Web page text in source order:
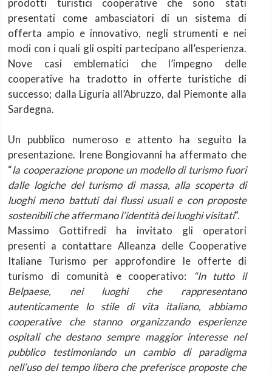
prodotti turistici cooperative che sono stati
presentati come ambasciatori di un sistema di
offerta ampio e innovativo, negli strumenti e nei
modi con i quali gli ospiti partecipano all’esperienza.
Nove casi emblematici che l’impegno delle
cooperative ha tradotto in offerte turistiche di
successo; dalla Liguria all’Abruzzo, dal Piemonte alla
Sardegna.
Un pubblico numeroso e attento ha seguito la
presentazione. Irene Bongiovanni ha affermato che
“la cooperazione propone un modello di turismo fuori
dalle logiche del turismo di massa, alla scoperta di
luoghi meno battuti dai flussi usuali e con proposte
sostenibili che affermano l’identità dei luoghi visitati”.
Massimo Gottifredi ha invitato gli operatori
presenti a contattare Alleanza delle Cooperative
Italiane Turismo per approfondire le offerte di
turismo di comunità e cooperativo:
“In tutto il
Belpaese, nei luoghi che rappresentano
autenticamente lo stile di vita italiano, abbiamo
cooperative che stanno organizzando esperienze
ospitali che destano sempre maggior interesse nel
pubblico testimoniando un cambio di paradigma
nell’uso del tempo libero che preferisce proposte che